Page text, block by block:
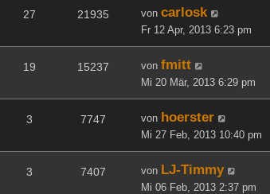
27 21935 von carlosk
Fr 12 Apr, 2013 6:23 pm
19 15237 von fmitt
Mi 20 Mär, 2013 6:29 pm
3 7747 von hoerster
Mi 27 Feb, 2013 10:40 pm
3 7407 von LJ-Timmy
Mi 06 Feb, 2013 2:37 pm